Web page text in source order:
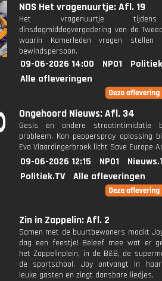
NOS Het vragenuurtje: Afl. 19
Het vragenuurtje
dinsdagmiddagvergadering van de
waarin Kamerleden vragen stellen
bewindspersoon.
09-06-2026 14:00 NPO1
Alle afleveringen
Ongehoord Nieuws: Afl. 34
Gesis en andere straatintimidatie
probleem. Kan pepperspray oplossing
Eva Vlaardingerbroek licht Save Europe
09-06-2026 12:15 NPO1
Politiek.TV
Alle afleveringen
Zin in Zappelin: Afl. 2
Samen met de buurtbewoners maakt
dag een feestje! Beleef mee wat er
het Zappelinplein, in de B&B, de
de sportschool. Joy ontvangt in
leuke gasten en zingt dansbare liedjes.